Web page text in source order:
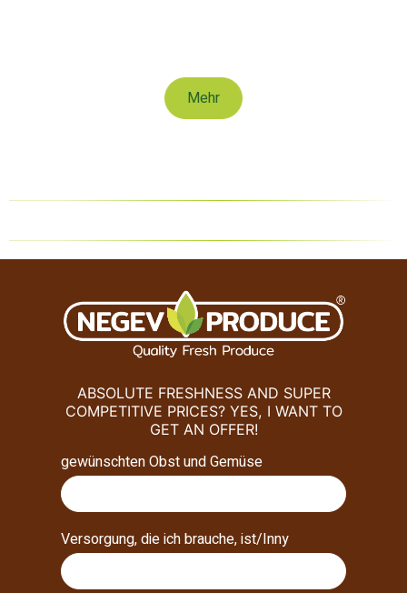
Mehr
ABSOLUTE FRESHNESS AND SUPER
COMPETITIVE PRICES? YES, I WANT TO
GET AN OFFER!
gewünschten Obst und Gemüse
Versorgung, die ich brauche, ist/Inny